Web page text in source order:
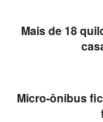
Mais de 18
Micro-ônibus